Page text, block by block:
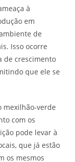
à
em
de
Isso ocorre
de crescimento
que ele se
mexilhão-verde
com os
pode levar à
que já estão
os mesmos